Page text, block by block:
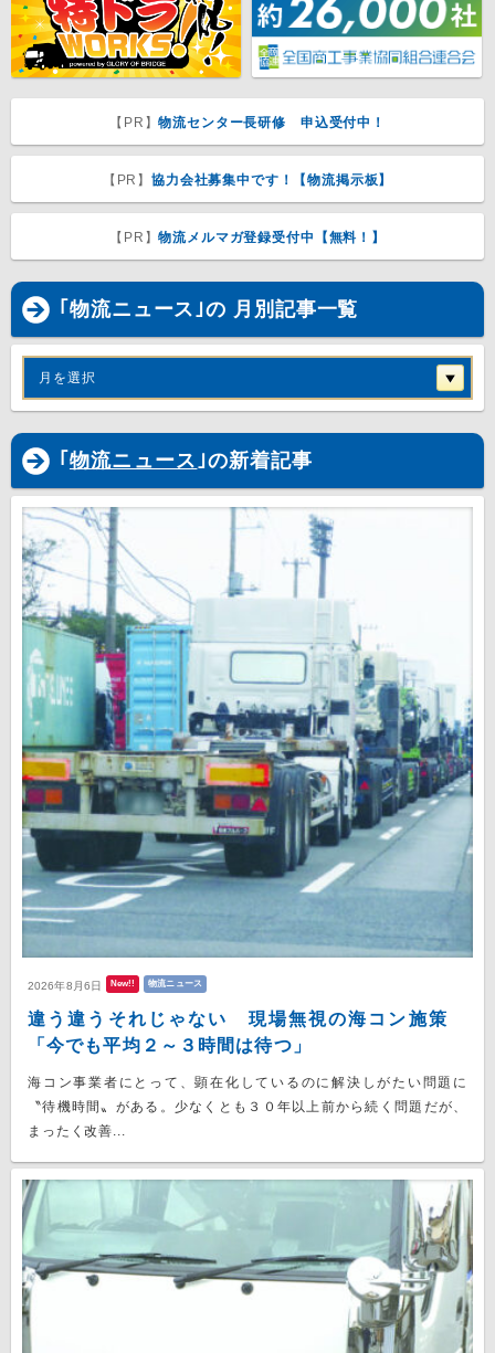
【PR】物流センター長研修 申込受付中！
【PR】協力会社募集中です！【物流掲示板】
【PR】物流メルマガ登録受付中【無料！】
｢物流ニュース｣の 月別記事一覧
月を選択
｢ 物流ニュース｣の新着記事
2026年8月6日 New!! 物流ニュース
違う違うそれじゃない 現場無視の海コン施策
「今でも平均２～３時間は待つ」
海コン事業者にとって、顕在化しているのに解決しがたい問題に
〝待機時間〟がある。少なくとも３０年以上前から続く問題だが、
まったく改善...